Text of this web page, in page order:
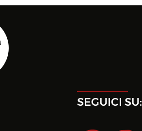
SEGUICI SU: